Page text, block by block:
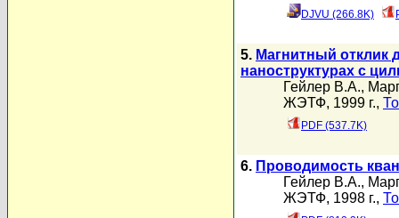
DJVU (266.8K)
5. Магнитный отклик
наноструктурах с
Гейлер В.А.,
ЖЭТФ, 1999 г.,
PDF (537.7K)
6. Проводимость
Гейлер В.А.,
ЖЭТФ, 1998 г.,